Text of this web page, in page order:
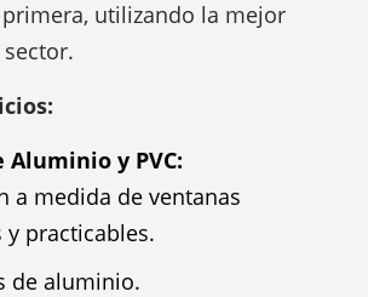
utilizando la mejor
Aluminio y PVC:
a medida de ventanas
y practicables.
de aluminio.